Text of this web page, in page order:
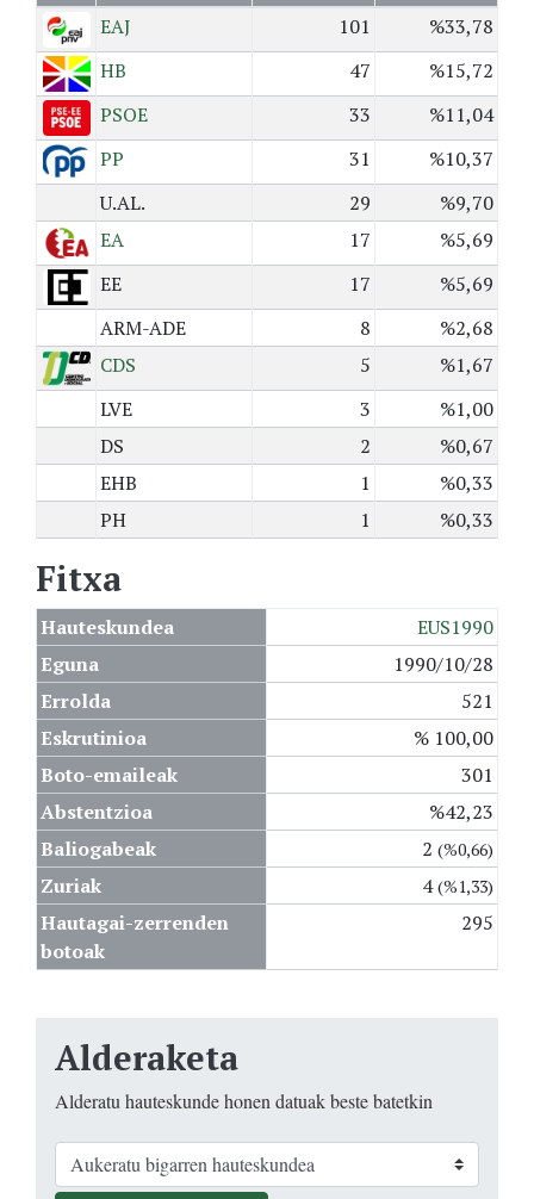
EAJ
101
%33,78
HB
47
%15,72
PSOE
33
%11,04
PP
31
%10,37
U.AL.
29
%9,70
EA
17
%5,69
EE
17
%5,69
ARM-ADE
8
%2,68
CDS
5
%1,67
LVE
3
%1,00
DS
2
%0,67
EHB
1
%0,33
PH
1 %0,33
Fitxa
Hauteskundea
EUS1990
Eguna
1990/10/28
Errolda
521
Eskrutinioa
% 100,00
Boto-emaileak
301
Abstentzioa
%42,23
Baliogabeak
2 (%0,66)
Zuriak 4(%1,33)
Hautagai-zerrenden
botoak
295
Alderaketa
Alderatu hauteskunde honen datuak beste batetkin